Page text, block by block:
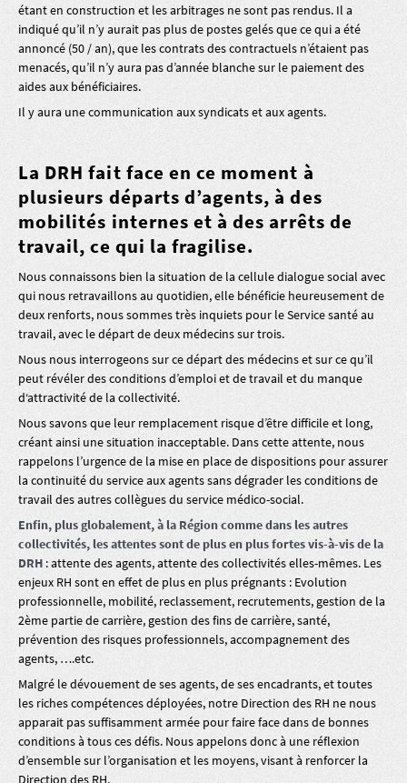
étant en construction et les arbitrages ne sont pas rendus. Il a
indiqué qu’il n’y aurait pas plus de postes gelés que ce qui a été
annoncé (50 / an), que les contrats des contractuels n’étaient pas
menacés, qu’il n’y aura pas d’année blanche sur le paiement des
aides aux bénéficiaires.
Il y aura une communication aux syndicats et aux agents.
La DRH fait face en ce moment à
plusieurs départs d’agents, à des
mobilités internes et à des arrêts de
travail, ce qui la fragilise.
Nous connaissons bien la situation de la cellule dialogue social avec
qui nous retravaillons au quotidien, elle bénéficie heureusement de
deux renforts, nous sommes très inquiets pour le Service santé au
travail, avec le départ de deux médecins sur trois.
Nous nous interrogeons sur ce départ des médecins et sur ce qu’il
peut révéler des conditions d’emploi et de travail et du manque
d‘attractivité de la collectivité.
Nous savons que leur remplacement risque d’être difficile et long,
créant ainsi une situation inacceptable. Dans cette attente, nous
rappelons l’urgence de la mise en place de dispositions pour assurer
la continuité du service aux agents sans dégrader les conditions de
travail des autres collègues du service médico-social.
Enfin, plus globalement, à la Région comme dans les autres
collectivités, les attentes sont de plus en plus fortes vis-à-vis de la
DRH : attente des agents, attente des collectivités elles-mêmes. Les
enjeux RH sont en effet de plus en plus prégnants : Evolution
professionnelle, mobilité, reclassement, recrutements, gestion de la
2ème partie de carrière, gestion des fins de carrière, santé,
prévention des risques professionnels, accompagnement des
agents, ….etc.
Malgré le dévouement de ses agents, de ses encadrants, et toutes
les riches compétences déployées, notre Direction des RH ne nous
apparait pas suffisamment armée pour faire face dans de bonnes
conditions à tous ces défis. Nous appelons donc à une réflexion
d’ensemble sur l’organisation et les moyens, visant à renforcer la
Direction des RH.